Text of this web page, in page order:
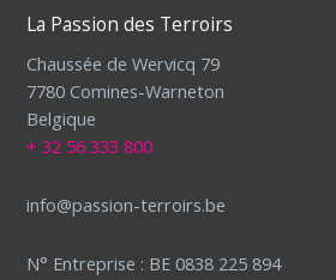
La Passion des Terroirs
Chaussée de Wervicq 79
7780 Comines-Warneton
Belgique
+ 32 56 333 800
info@passion-terroirs.be
N° Entreprise : BE 0838 225 894